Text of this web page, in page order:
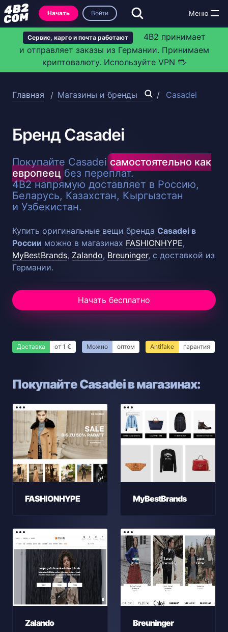
Сервис, карго и почта работают
4B2 принимает
и отправляет заказы из Германии. Принимаем
криптовалюту. Используйте VPN 🖖
Начать Войти
Главная Магазины и бренды Casadei
Бренд Casadei
Покупайте Casadeiсамостоятельно как
европеец без переплат.
4B2 напрямую доставляет в Россию,
Беларусь, Казахстан, Кыргызстан
и Узбекистан.
Купить оригинальные вещи бренда Casadei в
России можно в магазинах FASHIONHYPE,
MyBestBrands, Zalando, Breuninger, с доставкой из
Германии.
Начать бесплатно
Доставка от 1 € Можно оптом Antifake гарантия
Покупайте Casadei в магазинах:
FASHIONHYPE MyBestBrands
Zalando Breuninger